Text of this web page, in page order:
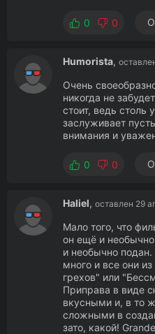
0 0
Humorista,
Очень
никогда не
стоит, ведь столь
заслуживает
внимания и
0 0
Haliel, оставлен 29
Мало того, что
он ещё и
и необычно подан.
много и все они
грехов" или
Приправа в виде
вкусными и, в то
сложными в
зато, какой!